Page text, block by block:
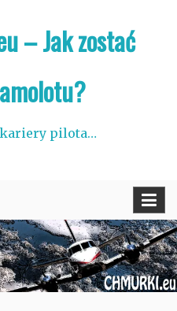
– Jak zostać
pilota…